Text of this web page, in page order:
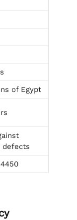
of Egypt
defects